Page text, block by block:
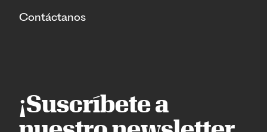
Contáctanos
¡Suscríbete a